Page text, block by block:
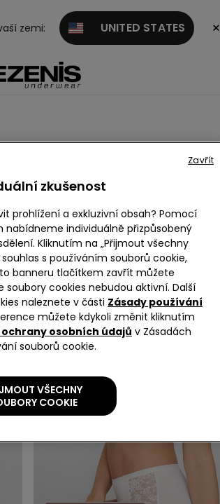
zemi: UNITED STATES ×
zkušenost
prohlížení a exkluzivní obsah? Pomocí
individuálně přizpůsobený
Kliknutím na „Přijmout všechny
s používáním souborů cookie,
banneru tlačítkem zavřít můžete
soubory cookies nebudou aktivní. Další
naleznete v části Zásady používání
můžete kdykoli změnit kliknutím
osobních údajů v Zásadách
souborů cookie.
VŠECHNY
COOKIE
Zavřít